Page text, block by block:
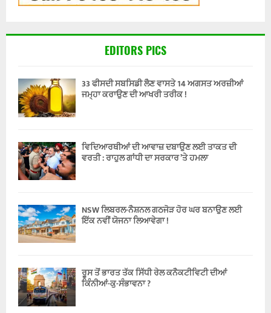
EDITORS PICS
33 ਫੀਸਦੀ ਸਬਸਿਡੀ ਲੈਣ ਵਾਸਤੇ 14 ਅਗਸਤ ਅਰਜ਼ੀਆਂ
ਜਮ੍ਹਾ ਕਰਾਉਣ ਦੀ ਆਖਰੀ ਤਰੀਕ !
ਵਿਦਿਆਰਥੀਆਂ ਦੀ ਆਵਾਜ਼ ਦਬਾਉਣ ਲਈ ਤਾਕਤ ਦੀ
ਵਰਤੀ : ਰਾਹੁਲ ਗਾਂਧੀ ਦਾ ਸਰਕਾਰ ’ਤੇ ਹਮਲਾ
NSW ਲਿਬਰਲ-ਨੈਸ਼ਨਲ ਗਠਜੋੜ ਹੋਰ ਘਰ ਬਨਾਉਣ ਲਈ
ਇੱਕ ਨਵੀਂ ਯੋਜਨਾ ਲਿਆਵੇਗਾ !
ਰੂਸ ਤੋਂ ਭਾਰਤ ਤੱਕ ਸਿੱਧੀ ਰੇਲ ਕਨੈਕਟੀਵਿਟੀ ਦੀਆਂ
ਕਿੰਨੀਆਂ-ਕੁ-ਸੰਭਾਵਨਾ ?